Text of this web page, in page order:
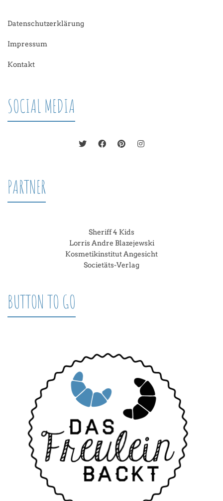
Datenschutzerklärung
Impressum
Kontakt
SOCIAL MEDIA
PARTNER
Sheriff 4 Kids
Lorris Andre Blazejewski
Kosmetikinstitut Angesicht
Societäts-Verlag
BUTTON TO GO